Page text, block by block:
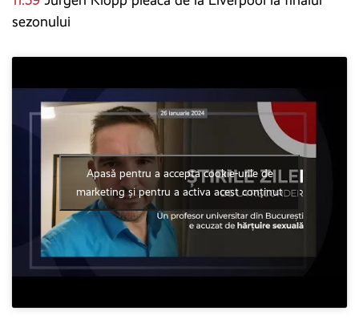
sezonului
Apasă pentru a accepta cookie-urile de
marketing și pentru a activa acest conținut